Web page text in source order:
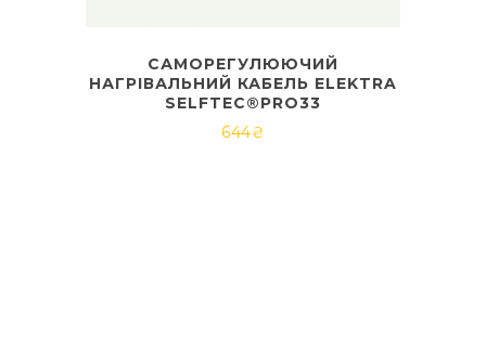
САМОРЕГУЛЮЮЧИЙ
НАГРІВАЛЬНИЙ КАБЕЛЬ ELEKTRA
SELFTEC®PRO33
644₴